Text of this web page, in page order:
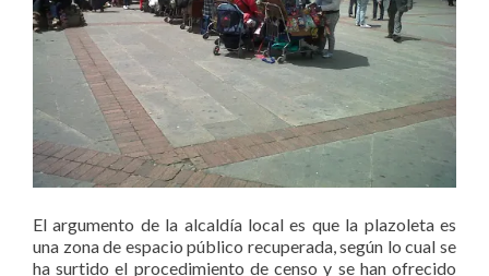
El argumento de la alcaldía local es que la plazoleta es
una zona de espacio público recuperada, según lo cual se
ha surtido el procedimiento de censo y se han ofrecido